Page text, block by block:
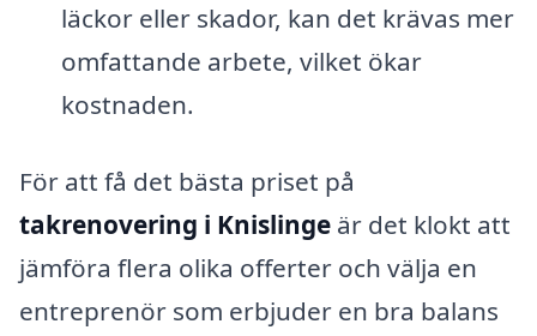
läckor eller skador, kan det krävas mer
omfattande arbete, vilket ökar
kostnaden.
För att få det bästa priset på
takrenovering i Knislinge är det klokt att
jämföra flera olika offerter och välja en
entreprenör som erbjuder en bra balans